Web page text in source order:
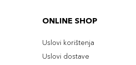
ONLINE SHOP
Uslovi korištenja
Uslovi dostave